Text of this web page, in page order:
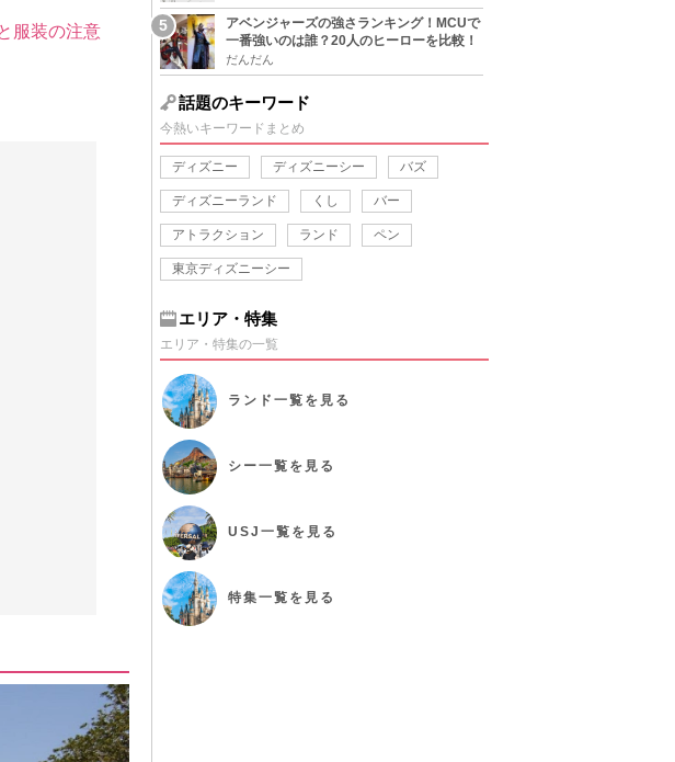
服装の注意
アベンジャーズの強さランキング！MCUで
一番強いのは誰？20人のヒーローを比較！
だんだん
話題のキーワード
今熱いキーワードまとめ
ディズニー ディズニーシー バズ
ディズニーランド くし バー
アトラクション ランド ペン
東京ディズニーシー
エリア・特集
エリア・特集の一覧
ランド 一覧を見る
シー一覧を見る
USJ 一覧を見る
特集一覧を見る